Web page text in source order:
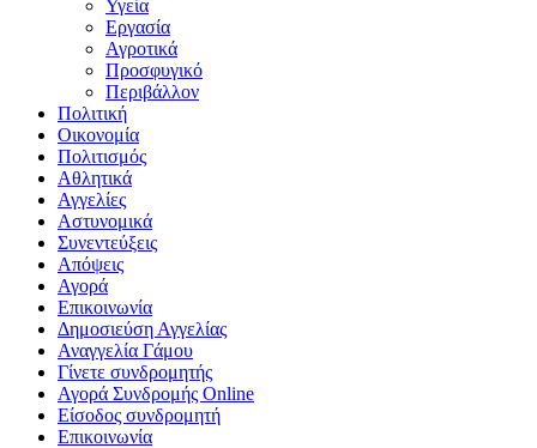
Υγεία
Εργασία
Αγροτικά
Προσφυγικό
Περιβάλλον
Πολιτική
Οικονομία
Πολιτισμός
Αθλητικά
Αγγελίες
Αστυνομικά
Συνεντεύξεις
Απόψεις
Αγορά
Επικοινωνία
Δημοσιεύση Αγγελίας
Αναγγελία Γάμου
Γίνετε συνδρομητής
Αγορά Συνδρομής Online
Είσοδος συνδρομητή
Επικοινωνία